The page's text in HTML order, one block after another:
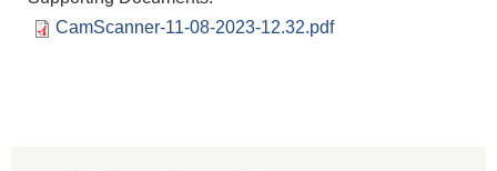
CamScanner-11-08-2023-12.32.pdf